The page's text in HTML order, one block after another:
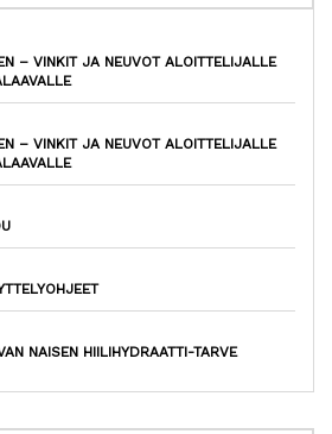
– VINKIT JA NEUVOT ALOITTELIJALLE
– VINKIT JA NEUVOT ALOITTELIJALLE
NAISEN HIILIHYDRAATTI-TARVE